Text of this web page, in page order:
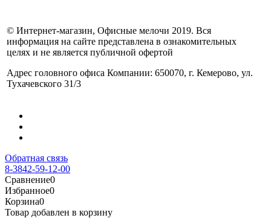
© Интернет-магазин, Офисные мелочи 2019. Вся
информация на сайте представлена в ознакомительных
целях и не является публичной офертой
Адрес головного офиса Компании: 650070, г. Кемерово, ул.
Тухачевского 31/3
Обратная связь
8-3842-59-12-00
Сравнение0
Избранное0
Корзина0
Товар добавлен в корзину